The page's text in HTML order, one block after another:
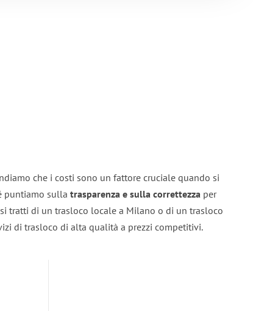
che i costi sono un fattore cruciale quando si
puntiamo sulla trasparenza e sulla correttezza per
tratti di un trasloco locale a Milano o di un trasloco
di trasloco di alta qualità a prezzi competitivi.